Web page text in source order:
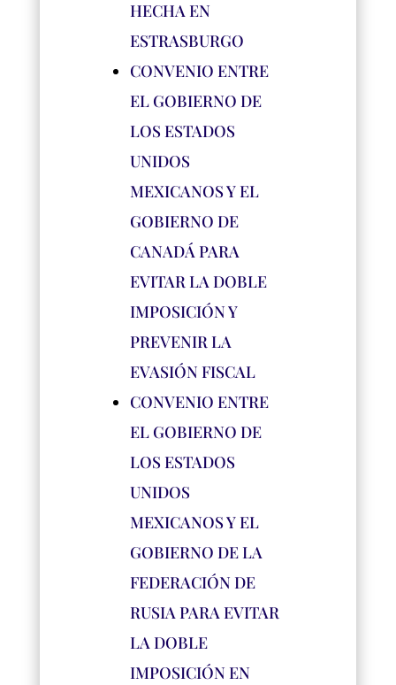
HECHA EN
ESTRASBURGO
CONVENIO ENTRE
EL GOBIERNO DE
LOS ESTADOS
UNIDOS
MEXICANOS Y EL
GOBIERNO DE
CANADÁ PARA
EVITAR LA DOBLE
IMPOSICIÓN Y
PREVENIR LA
EVASIÓN FISCAL
CONVENIO ENTRE
EL GOBIERNO DE
LOS ESTADOS
UNIDOS
MEXICANOS Y EL
GOBIERNO DE LA
FEDERACIÓN DE
RUSIA PARA EVITAR
LA DOBLE
IMPOSICIÓN EN